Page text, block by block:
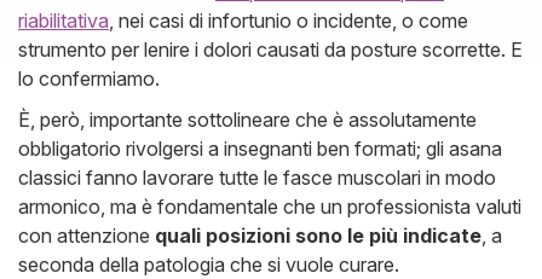
riabilitativa, nei casi di infortunio o incidente, o come
strumento per lenire i dolori causati da posture scorrette. E
lo confermiamo.
È, però, importante sottolineare che è assolutamente
obbligatorio rivolgersi a insegnanti ben formati; gli asana
classici fanno lavorare tutte le fasce muscolari in modo
armonico, ma è fondamentale che un professionista valuti
con attenzione quali posizioni sono le più indicate, a
seconda della patologia che si vuole curare.